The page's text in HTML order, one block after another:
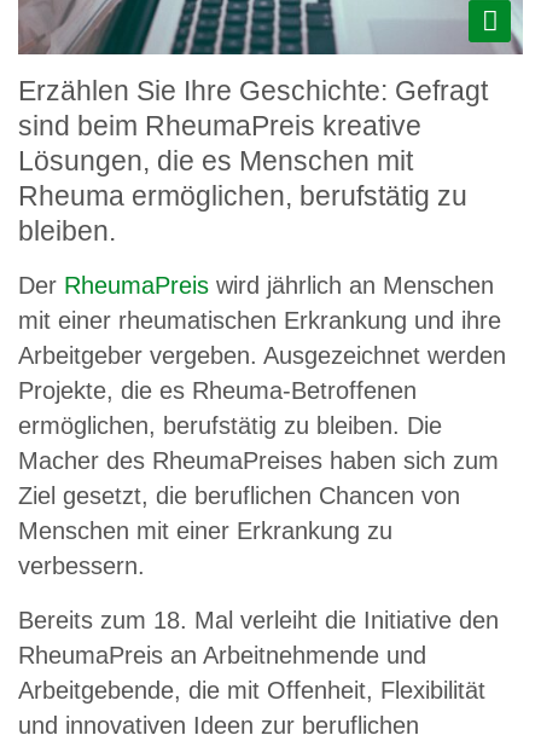
Erzählen Sie Ihre Geschichte: Gefragt
sind beim RheumaPreis kreative
Lösungen, die es Menschen mit
Rheuma ermöglichen, berufstätig zu
bleiben.
Der RheumaPreis wird jährlich an Menschen
mit einer rheumatischen Erkrankung und ihre
Arbeitgeber vergeben. Ausgezeichnet werden
Projekte, die es Rheuma-Betroffenen
ermöglichen, berufstätig zu bleiben. Die
Macher des RheumaPreises haben sich zum
Ziel gesetzt, die beruflichen Chancen von
Menschen mit einer Erkrankung zu
verbessern.
Bereits zum 18. Mal verleiht die Initiative den
RheumaPreis an Arbeitnehmende und
Arbeitgebende, die mit Offenheit, Flexibilität
und innovativen Ideen zur beruflichen